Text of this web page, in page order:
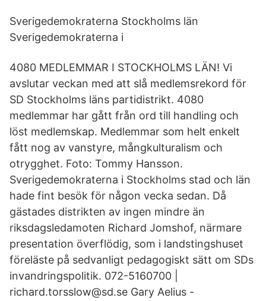
Sverigedemokraterna Stockholms län
Sverigedemokraterna i
4080 MEDLEMMAR I STOCKHOLMS LÄN! Vi
avslutar veckan med att slå medlemsrekord för
SD Stockholms läns partidistrikt. 4080
medlemmar har gått från ord till handling och
löst medlemskap. Medlemmar som helt enkelt
fått nog av vanstyre, mångkulturalism och
otrygghet. Foto: Tommy Hansson.
Sverigedemokraterna i Stockholms stad och län
hade fint besök för någon vecka sedan. Då
gästades distrikten av ingen mindre än
riksdagsledamoten Richard Jomshof, närmare
presentation överflödig, som i landstingshuset
föreläste på sedvanligt pedagogiskt sätt om SDs
invandringspolitik. 072-5160700 |
richard.torsslow@sd.se Gary Aelius -